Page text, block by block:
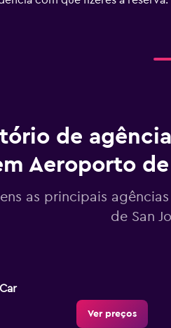
de
Aeroporto de
as principais
de San
Ver preços